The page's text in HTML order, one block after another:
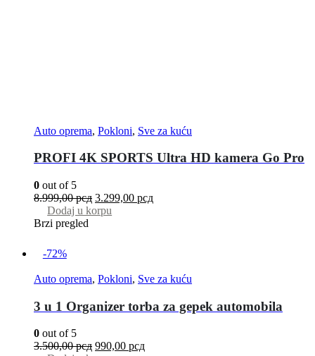
Auto oprema, Pokloni, Sve za kuću
PROFI 4K SPORTS Ultra HD kamera Go Pro
0 out of 5
8.999,00рсд 3.299,00 рсд
Dodaj u korpu
Brzi pregled
-72%
Auto oprema, Pokloni, Sve za kuću
3 u 1 Organizer torba za gepek automobila
0 out of 5
3.500,00рсд 990,00 рсд